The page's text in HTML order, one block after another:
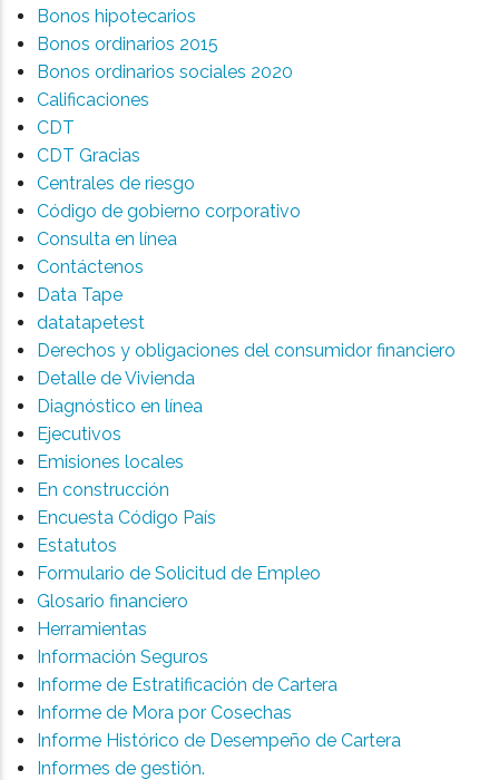
Bonos hipotecarios
Bonos ordinarios 2015
Bonos ordinarios sociales 2020
Calificaciones
CDT
CDT Gracias
Centrales de riesgo
Código de gobierno corporativo
Consulta en línea
Contáctenos
Data Tape
datatapetest
Derechos y obligaciones del consumidor financiero
Detalle de Vivienda
Diagnóstico en línea
Ejecutivos
Emisiones locales
En construcción
Encuesta Código País
Estatutos
Formulario de Solicitud de Empleo
Glosario financiero
Herramientas
Información Seguros
Informe de Estratificación de Cartera
Informe de Mora por Cosechas
Informe Histórico de Desempeño de Cartera
Informes de gestión.